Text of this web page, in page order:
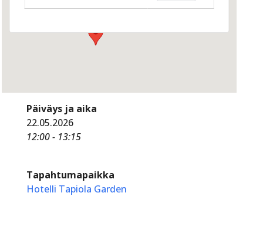
Päiväys ja aika
22.05.2026
12:00 - 13:15
Tapahtumapaikka
Hotelli Tapiola Garden